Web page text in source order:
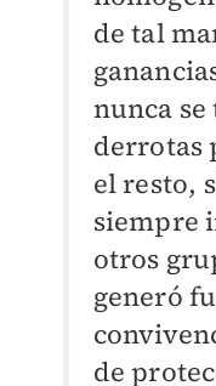
de tal
nunca
derrotas
el resto,
siempre
otros
generó
de